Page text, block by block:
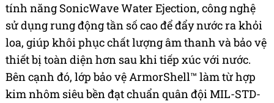
tính năng SonicWave Water Ejection, công nghệ
sử dụng rung động tần số cao để đẩy nước ra khỏi
loa, giúp khôi phục chất lượng âm thanh và bảo vệ
thiết bị toàn diện hơn sau khi tiếp xúc với nước.
Bên cạnh đó, lớp bảo vệ ArmorShell™ làm từ hợp
kim nhôm siêu bền đạt chuẩn quân đội MIL-STD-